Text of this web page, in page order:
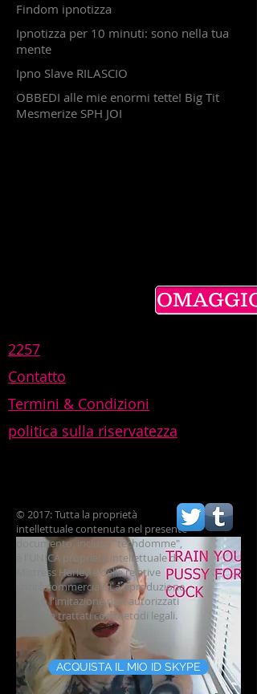
Findom ipnotizza
Ipnotizza per 10 minuti: sono nella tua
mente
Ipno Slave RILASCIO
OBBEDI alle mie enormi tette! Big Tit
Mesmerize SPH JOI
OMAGGIO
2257
Contatto
Termini & Condizioni
politica sulla riservatezza
© 2017: Tutta la proprietà
intellettuale contenuta nel presente
documento, incluso "techdomme",
è l'UNICA proprietà intellettuale di
Mistress Harley e delle relative
entità commerciali. La riproduzione,
l'uso o l'imitazione non autorizzati
saranno trattati con metodi legali.
ACQUISTA IL MIO ID SKYPE